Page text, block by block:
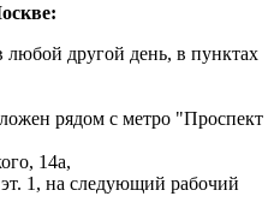
любой другой день, в пунктах
рядом с метро "Проспект
14а,
1, на следующий рабочий